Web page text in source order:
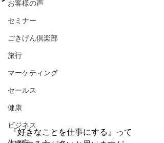
お客様の声
セミナー
ごきげん倶楽部
旅行
マーケティング
セールス
健康
ビジネス
『好きなことを仕事にする』って